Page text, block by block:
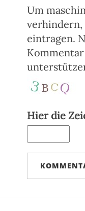
Um
verhindern,
eintragen.
Hier die